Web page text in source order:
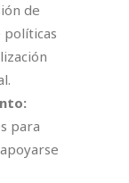
de
políticas
para